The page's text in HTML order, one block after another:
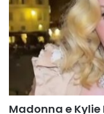
Madonna e